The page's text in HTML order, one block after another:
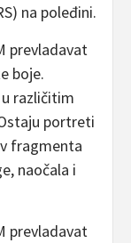
na poleđini.
prevladavat
boje.
različitim
portreti
fragmenta
naočala i
prevladavat